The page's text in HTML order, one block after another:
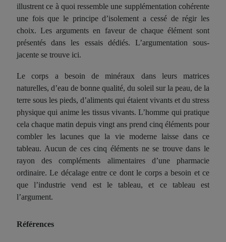
illustrent ce à quoi ressemble une supplémentation cohérente
une fois que le principe d’isolement a cessé de régir les
choix. Les arguments en faveur de chaque élément sont
présentés dans les essais dédiés. L’argumentation sous-
jacente se trouve ici.
Le corps a besoin de minéraux dans leurs matrices
naturelles, d’eau de bonne qualité, du soleil sur la peau, de la
terre sous les pieds, d’aliments qui étaient vivants et du stress
physique qui anime les tissus vivants. L’homme qui pratique
cela chaque matin depuis vingt ans prend cinq éléments pour
combler les lacunes que la vie moderne laisse dans ce
tableau. Aucun de ces cinq éléments ne se trouve dans le
rayon des compléments alimentaires d’une pharmacie
ordinaire. Le décalage entre ce dont le corps a besoin et ce
que l’industrie vend est le tableau, et ce tableau est
l’argument.
Références